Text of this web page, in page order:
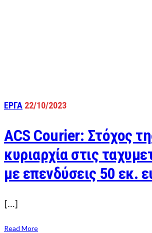
ΕΡΓΑ 22/10/2023
ACS Courier: Στόχος
κυριαρχία στις
με επενδύσεις 50 εκ.
[…]
Read More